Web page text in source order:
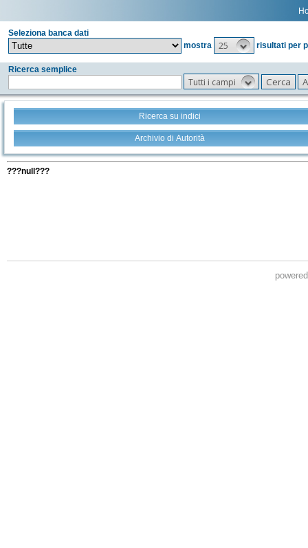
Seleziona banca dati
mostra
25 risultati per
Ricerca semplice
Tutti i campi
Ricerca su indici
Archivio di Autorità
???null???